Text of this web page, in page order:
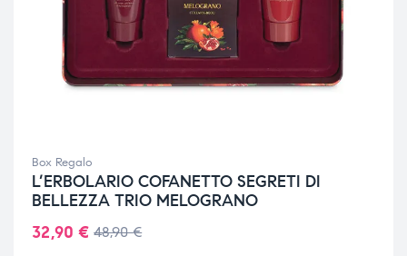
Box Regalo
L’ERBOLARIO COFANETTO SEGRETI DI
BELLEZZA TRIO MELOGRANO
48,90€
32,90 €